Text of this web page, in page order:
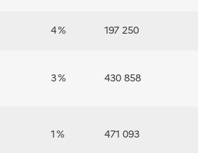
4 % 197 250
3 % 430 858
1 % 471 093